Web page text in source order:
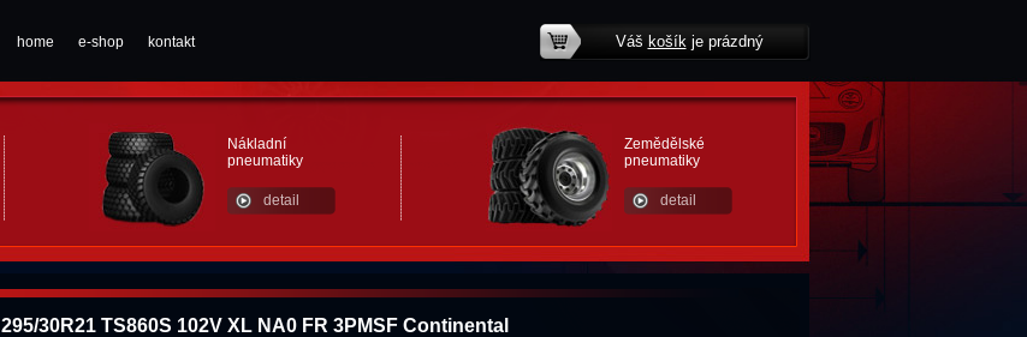
home e-shop kontakt Váš košíkje prázdný
Nákladní
pneumatiky
detail
Zemědělské
pneumatiky
detail
295/30R21 TS860S 102V XL NA0 FR 3PMSF Continental